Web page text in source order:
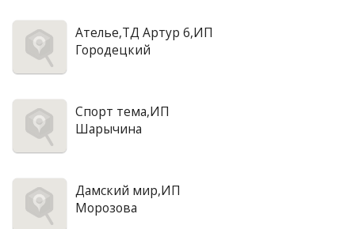
Ателье,ТД Артур 6,ИП
Городецкий
Спорт тема,ИП
Шарычина
Дамский мир,ИП
Морозова